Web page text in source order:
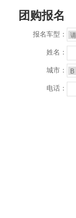
团购报名
报名车型：
姓名：
城市：
电话：